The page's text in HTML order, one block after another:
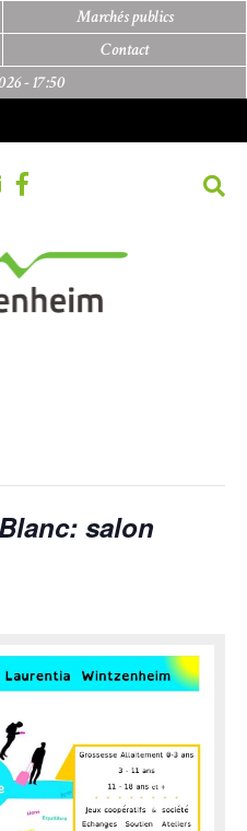
Marchés publics
Contact
-17:50
salon